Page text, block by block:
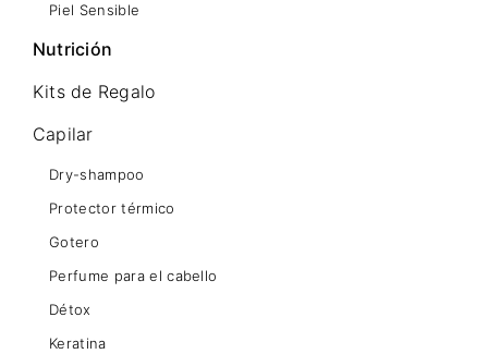
Piel Sensible
Nutrición
Kits de Regalo
Capilar
Dry-shampoo
Protector térmico
Gotero
Perfume para el cabello
Détox
Keratina